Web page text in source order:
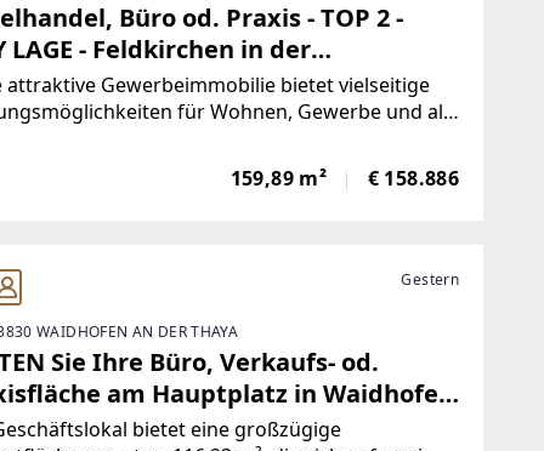
Büro od. Praxis - TOP 2 -
LAGE - Feldkirchen in der
REGION
attraktive Gewerbeimmobilie bietet vielseitige
für Wohnen, Gewerbe und als
das Objekt über eine optimale
und Ausstattung
159,89 m² € 158.886
Gestern
WAIDHOFEN AN DER THAYA
Sie Ihre Büro, Verkaufs- od.
am Hauptplatz in Waidhofen
bietet eine großzügige